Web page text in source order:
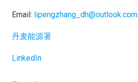
Email: lipengzhang_dh@outlook.com
丹麦能源署
LinkedIn